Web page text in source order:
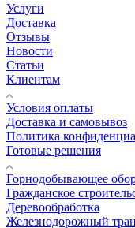
Услуги
Доставка
Отзывы
Новости
Статьи
Клиентам
Условия оплаты
Доставка и самовывоз
Политика
Готовые решения
Горнодобывающее
Гражданское
Деревообработка
Железнодорожный